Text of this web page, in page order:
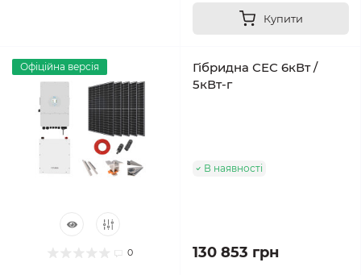
Купити
Офіційна версія
0
Гібридна СЕС 6кВт /
5кВт-г
В наявності
130 853 грн